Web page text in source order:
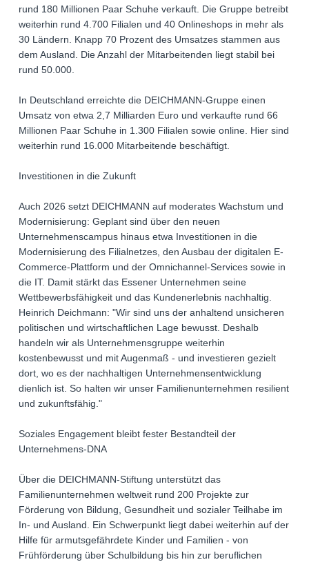
rund 180 Millionen Paar Schuhe verkauft. Die Gruppe betreibt
weiterhin rund 4.700 Filialen und 40 Onlineshops in mehr als
30 Ländern. Knapp 70 Prozent des Umsatzes stammen aus
dem Ausland. Die Anzahl der Mitarbeitenden liegt stabil bei
rund 50.000.
In Deutschland erreichte die DEICHMANN-Gruppe einen
Umsatz von etwa 2,7 Milliarden Euro und verkaufte rund 66
Millionen Paar Schuhe in 1.300 Filialen sowie online. Hier sind
weiterhin rund 16.000 Mitarbeitende beschäftigt.
Investitionen in die Zukunft
Auch 2026 setzt DEICHMANN auf moderates Wachstum und
Modernisierung: Geplant sind über den neuen
Unternehmenscampus hinaus etwa Investitionen in die
Modernisierung des Filialnetzes, den Ausbau der digitalen E-
Commerce-Plattform und der Omnichannel-Services sowie in
die IT. Damit stärkt das Essener Unternehmen seine
Wettbewerbsfähigkeit und das Kundenerlebnis nachhaltig.
Heinrich Deichmann: "Wir sind uns der anhaltend unsicheren
politischen und wirtschaftlichen Lage bewusst. Deshalb
handeln wir als Unternehmensgruppe weiterhin
kostenbewusst und mit Augenmaß - und investieren gezielt
dort, wo es der nachhaltigen Unternehmensentwicklung
dienlich ist. So halten wir unser Familienunternehmen resilient
und zukunftsfähig."
Soziales Engagement bleibt fester Bestandteil der
Unternehmens-DNA
Über die DEICHMANN-Stiftung unterstützt das
Familienunternehmen weltweit rund 200 Projekte zur
Förderung von Bildung, Gesundheit und sozialer Teilhabe im
In- und Ausland. Ein Schwerpunkt liegt dabei weiterhin auf der
Hilfe für armutsgefährdete Kinder und Familien - von
Frühförderung über Schulbildung bis hin zur beruflichen